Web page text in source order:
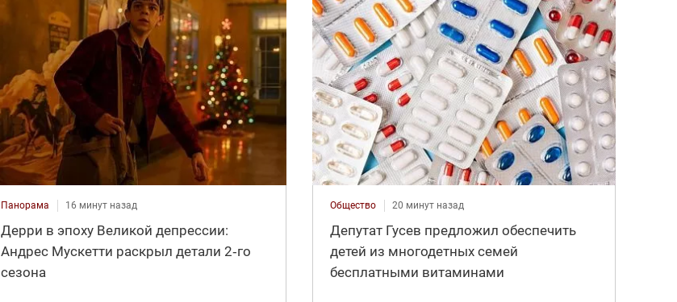
Панорама 16 минут назад
Дерри в эпоху Великой депрессии:
Андрес Мускетти раскрыл детали 2‑го
сезона
Общество 20 минут назад
Депутат Гусев предложил обеспечить
детей из многодетных семей
бесплатными витаминами